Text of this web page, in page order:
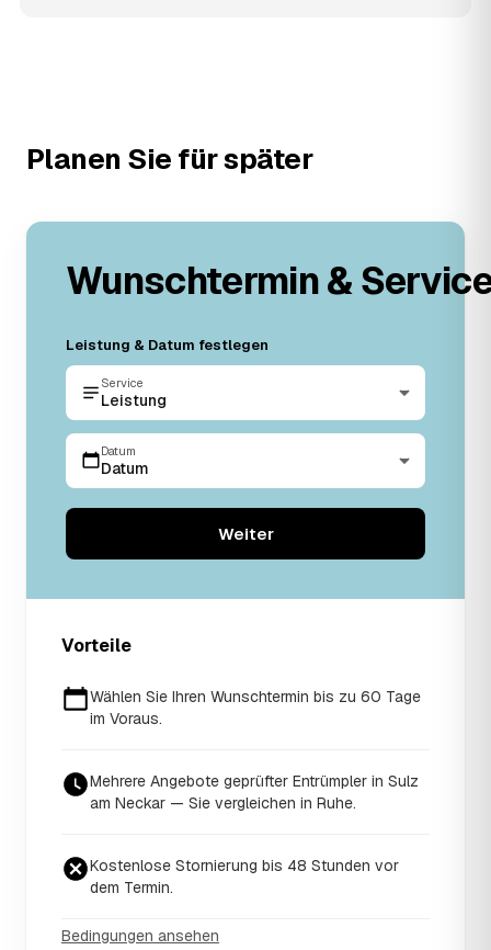
Planen Sie für später
Wunschtermin &
Leistung & Datum festlegen
Service
Leistung
Datum
Datum
Weiter
Vorteile
Wählen Sie Ihren Wunschtermin bis zu 60 Tage
im Voraus.
Mehrere Angebote geprüfter Entrümpler in Sulz
am Neckar — Sie vergleichen in Ruhe.
Kostenlose Stornierung bis 48 Stunden vor
dem Termin.
Bedingungen ansehen